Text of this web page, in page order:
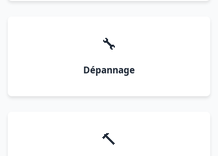
🔧
Dépannage
🔨